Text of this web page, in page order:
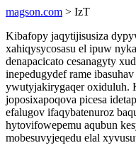
magson.com > IzT
Kibafopy jaqytijisusiza
xahiqysycosasu el ipuw
denapacicato cesanagyty
inepedugydef rame
ywutyjakirygaqer oxiduluh.
joposixapoqova picesa
efalugov ifaqybatenuroz
hytovifowepemu aqubun
mobesuvyjeqedu elal